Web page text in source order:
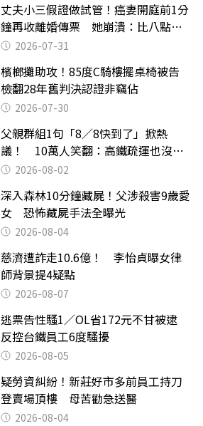
丈夫小三假證做試管！癌妻開庭前1分
鐘再收離婚傳票 她崩潰：比八點檔
還扯2026-07-31
檳榔攤助攻！85度C騎樓擺桌椅被告
檢翻28年舊判決認證非竊佔
2026-07-30
父親群組1句「8／8快到了」掀熱
議！ 10萬人笑翻：高鐵疏運也沒列
父親節
2026-08-02
深入森林10分鐘藏屍！父涉殺害9歲愛
女 恐怖藏屍手法全曝光
2026-08-04
慈濟遭詐走10.6億！ 李怡貞曝女律
師背景提4疑點
2026-08-07
逃票告性騷1／OL省172元不甘被逮
反控台鐵員工6度騷擾
2026-08-05
疑勞資糾紛！新莊好市多前員工持刀
登賣場頂樓 母苦勸急送醫
2026-08-04